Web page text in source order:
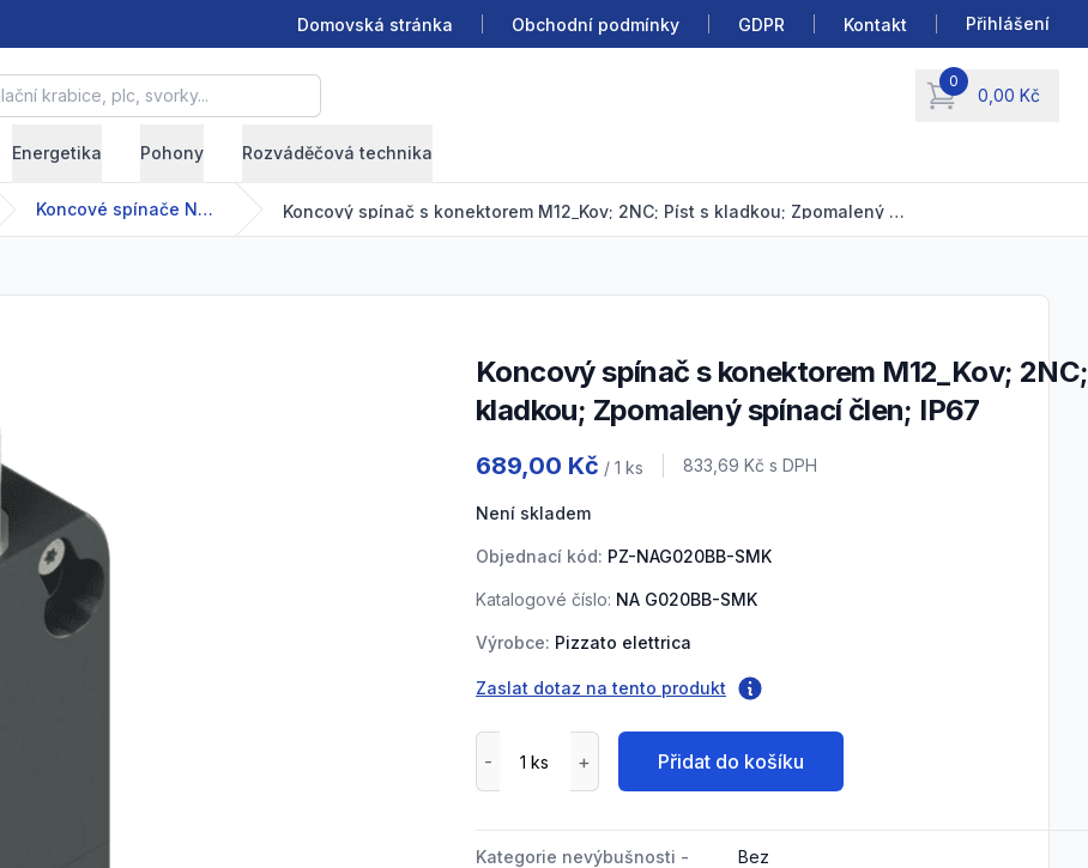
Domovská stránka Obchodní podmínky GDPR Kontakt Přihlášení
krabice, plc, svorky... 0
0,00 Kč
items in cart, view
Energetika Pohony Rozváděčová technika
Koncové spínače NA-NB Koncový spínač s konektorem M12_Kov; 2NC; Píst s kladkou; Zpomalený spínací člen; IP67
Koncový spínač s konektorem M12_Kov; 2NC; Píst s
kladkou; Zpomalený spínací člen; IP67
689,00 Kč / 1 ks Cena s DPH
833,69 Kč s DPH
Není skladem
Objednací kód: PZ-NAG020BB-SMK
Katalogové číslo: NA G020BB-SMK
Výrobce: Pizzato elettrica
Zaslat dotaz na tento produkt
Přidat do košíku
Kategorie nevýbušnosti -
Bez